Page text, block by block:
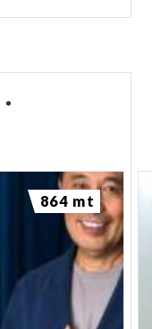
864 mt